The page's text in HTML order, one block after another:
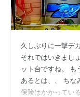
久しぶりに一撃デ
それではいきまし
ット台ですね。 も
あるとは、、 ちな
保険はかかってい